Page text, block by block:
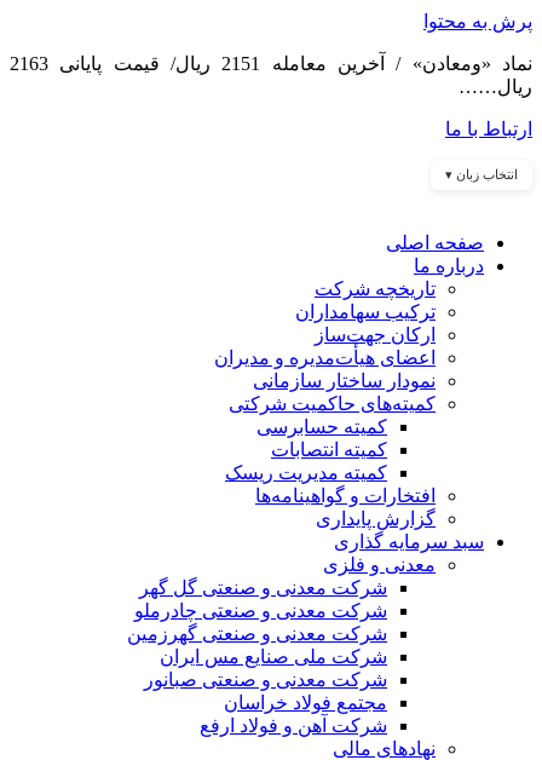
پرش به محتوا
نماد «ومعادن» / آخرین معامله 2151 ریال/ قیمت پایانی 2163
ریال……
ارتباط با ما
انتخاب زبان ▾
صفحه اصلی
درباره ما
تاریخچه شرکت
ترکیب سهامداران
ارکان جهت‌ساز
اعضای هیأت‌مدیره و مدیران
نمودار ساختار سازمانی
کمیته‌های حاکمیت شرکتی
کمیته حسابرسی
کمیته انتصابات
کمیته مدیریت ریسک
افتخارات و گواهینامه‌ها
گزارش پایداری
سبد سرمایه گذاری
معدنی و فلزی
شرکت معدنی و صنعتی گل گهر
شرکت معدنی و صنعتی چادرملو
شرکت معدنی و صنعتی گهرزمین
شرکت ملی صنایع مس ایران
شرکت معدنی و صنعتی صبانور
مجتمع فولاد خراسان
شرکت آهن و فولاد ارفع
نهادهای مالی